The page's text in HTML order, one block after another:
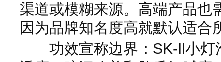
渠道或模糊来源。高端产品也
因为品牌知名度高就默认适合
功效宣称边界：SK-II小灯